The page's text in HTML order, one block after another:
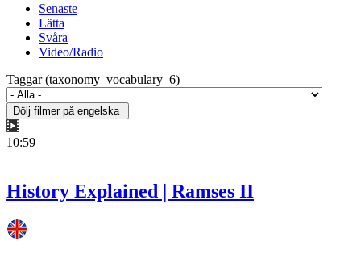
Senaste
Lätta
Svåra
Video/Radio
Taggar (taxonomy_vocabulary_6)
10:59
History Explained | Ramses II